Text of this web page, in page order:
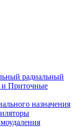
радиальный
и Приточные
назначения